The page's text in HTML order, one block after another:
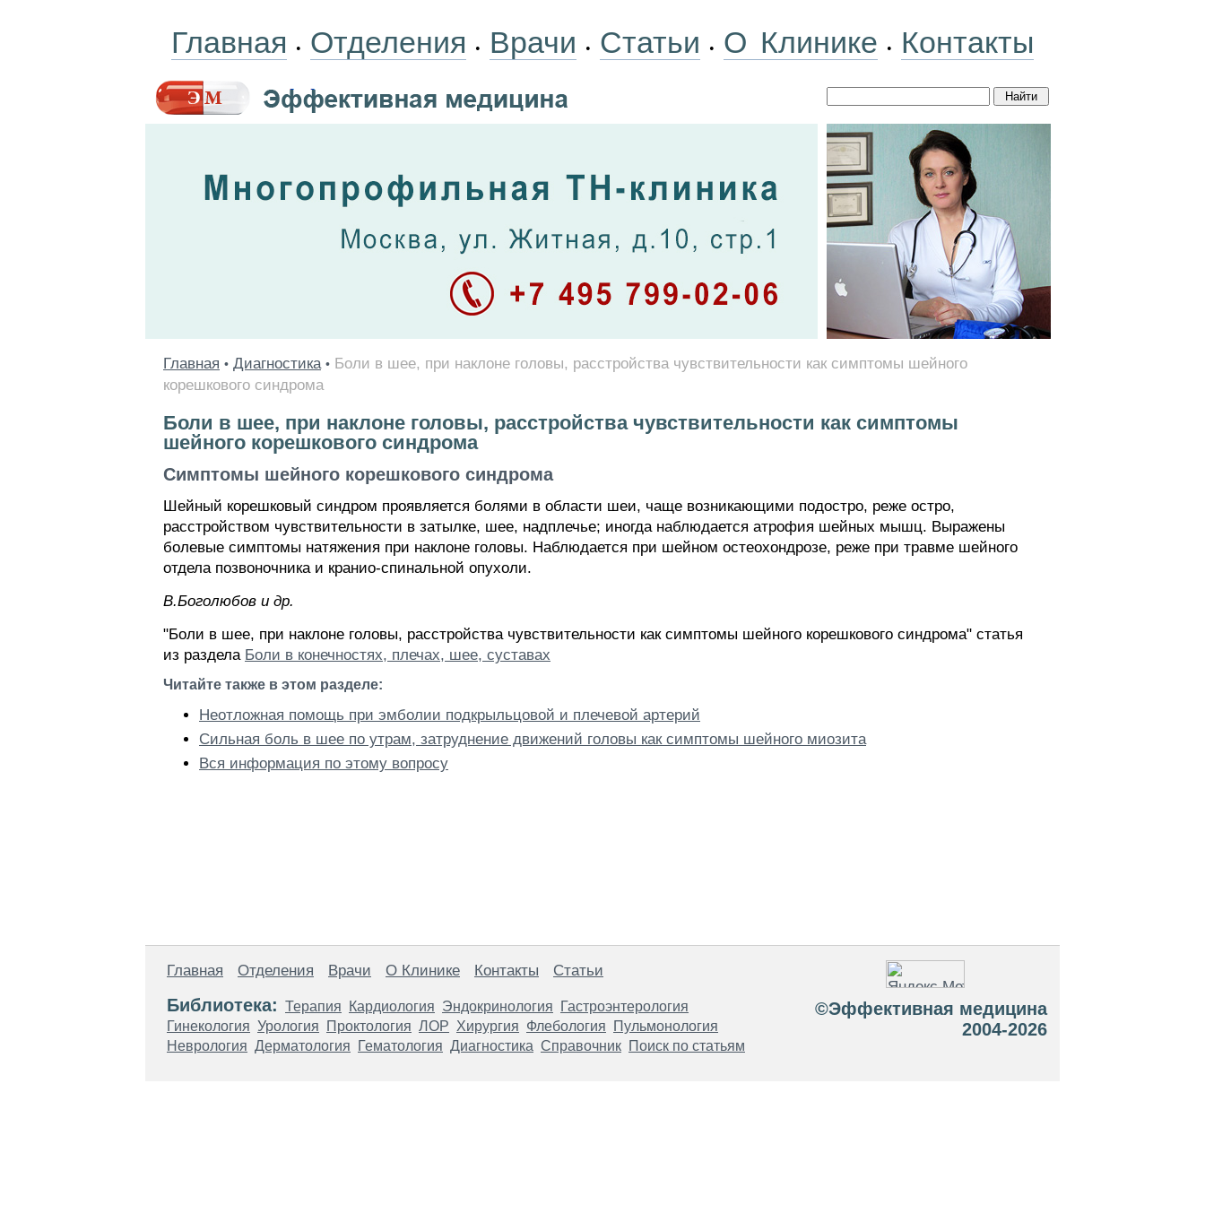
Главная • Отделения • Врачи • Статьи • О Клинике • Контакты
Главная • Диагностика • Боли в шее, при наклоне головы, расстройства чувствительности как симптомы шейного
корешкового синдрома
Боли в шее, при наклоне головы, расстройства чувствительности как симптомы
шейного корешкового синдрома
Симптомы шейного корешкового синдрома
Шейный корешковый синдром проявляется болями в области шеи, чаще возникающими подостро, реже остро,
расстройством чувствительности в затылке, шее, надплечье; иногда наблюдается атрофия шейных мышц. Выражены
болевые симптомы натяжения при наклоне головы. Наблюдается при шейном остеохондрозе, реже при травме шейного
отдела позвоночника и кранио-спинальной опухоли.
В.Боголюбов и др.
"Боли в шее, при наклоне головы, расстройства чувствительности как симптомы шейного корешкового синдрома" статья
из раздела Боли в конечностях, плечах, шее, суставах
Читайте также в этом разделе:
Неотложная помощь при эмболии подкрыльцовой и плечевой артерий
Сильная боль в шее по утрам, затруднение движений головы как симптомы шейного миозита
Вся информация по этому вопросу
Главная Отделения Врачи О Клинике Контакты Статьи
Библиотека: Терапия Кардиология Эндокринология
Гастроэнтерология
Гинекология Урология Проктология ЛОР Хирургия Флебология
Пульмонология
Неврология Дерматология Гематология Диагностика Справочник Поиск по статьям
©Эффективная медицина
2004-2026